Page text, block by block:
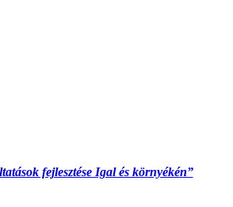
fejlesztése Igal és környékén”